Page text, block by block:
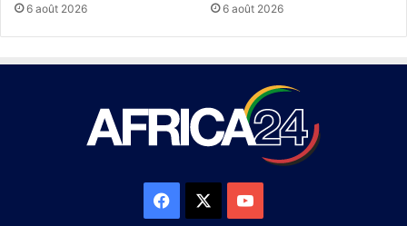
6 août 2026 6 août 2026